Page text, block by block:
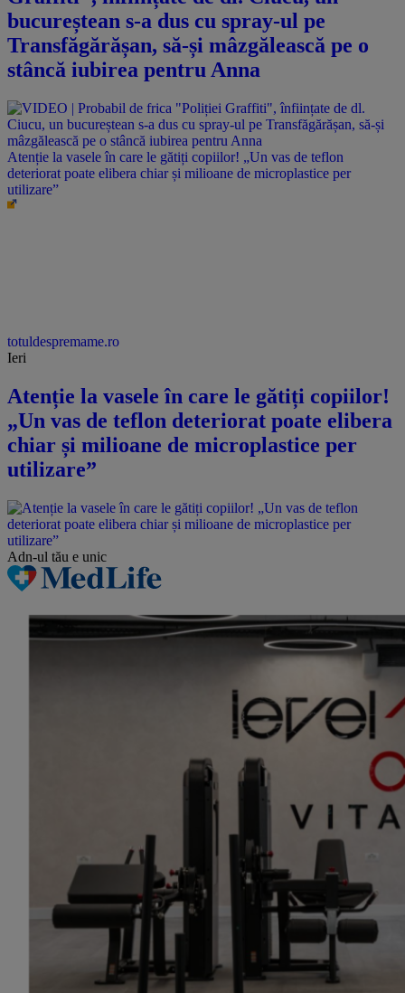
bucureștean s-a dus cu spray-ul pe
Transfăgărășan, să-și mâzgălească pe o
stâncă iubirea pentru Anna
Atenție la vasele în care le gătiți copiilor! „Un vas de teflon
deteriorat poate elibera chiar și milioane de microplastice per
utilizare”
totuldespremame.ro
Ieri
Atenție la vasele în care le gătiți copiilor!
„Un vas de teflon deteriorat poate elibera
chiar și milioane de microplastice per
utilizare”
Adn-ul tău e unic